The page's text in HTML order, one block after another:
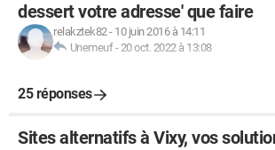
dessert votre adresse' que faire
relakztek82- 10 juin 2016 à 14:11
Unemeuf-20 oct. 2022 à 13:08
25 réponses
Sites alternatifs à Vixy, vos